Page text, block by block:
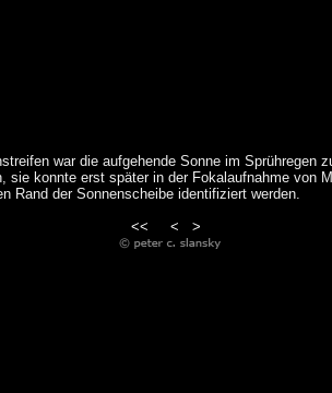
war die aufgehende Sonne im Sprühregen
sie konnte erst später in der Fokalaufnahme von
Rand der Sonnenscheibe identifiziert werden.
<<
< >